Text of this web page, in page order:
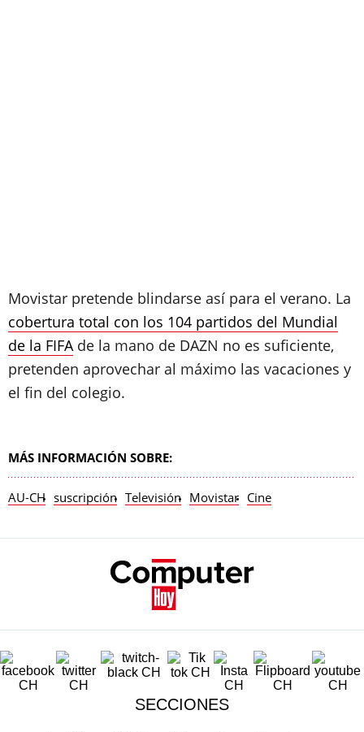
Movistar pretende blindarse así para el verano. La
cobertura total con los 104 partidos del Mundial
de la FIFAde la mano de DAZN no es suficiente,
pretenden aprovechar al máximo las vacaciones y
el fin del colegio.
MÁS INFORMACIÓN SOBRE:
AU-CH suscripción Televisión Movistar Cine
SECCIONES